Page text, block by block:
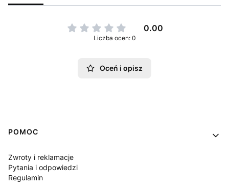
0.00
Liczba ocen: 0
Oceń i opisz
Linki w stopce
POMOC
Zwroty i reklamacje
Pytania i odpowiedzi
Regulamin